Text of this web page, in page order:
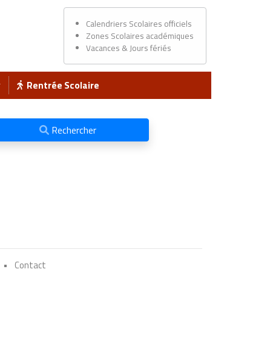
Calendriers Scolaires officiels
Zones Scolaires académiques
Vacances & Jours fériés
Rentrée Scolaire
Rechercher
• Contact